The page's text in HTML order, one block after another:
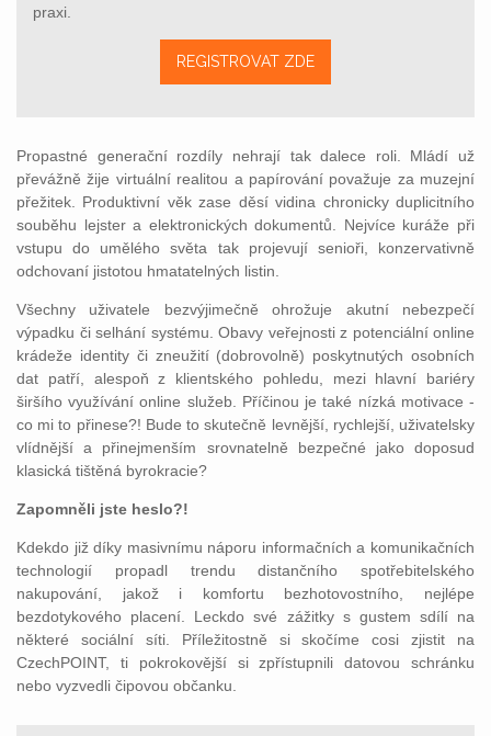
praxi.
REGISTROVAT ZDE
Propastné generační rozdíly nehrají tak dalece roli. Mládí už
převážně žije virtuální realitou a papírování považuje za muzejní
přežitek. Produktivní věk zase děsí vidina chronicky duplicitního
souběhu lejster a elektronických dokumentů. Nejvíce kuráže při
vstupu do umělého světa tak projevují senioři, konzervativně
odchovaní jistotou hmatatelných listin.
Všechny uživatele bezvýjimečně ohrožuje akutní nebezpečí
výpadku či selhání systému. Obavy veřejnosti z potenciální online
krádeže identity či zneužití (dobrovolně) poskytnutých osobních
dat patří, alespoň z klientského pohledu, mezi hlavní bariéry
širšího využívání online služeb. Příčinou je také nízká motivace -
co mi to přinese?! Bude to skutečně levnější, rychlejší, uživatelsky
vlídnější a přinejmenším srovnatelně bezpečné jako doposud
klasická tištěná byrokracie?
Zapomněli jste heslo?!
Kdekdo již díky masivnímu náporu informačních a komunikačních
technologií propadl trendu distančního spotřebitelského
nakupování, jakož i komfortu bezhotovostního, nejlépe
bezdotykového placení. Leckdo své zážitky s gustem sdílí na
některé sociální síti. Příležitostně si skočíme cosi zjistit na
CzechPOINT, ti pokrokovější si zpřístupnili datovou schránku
nebo vyzvedli čipovou občanku.